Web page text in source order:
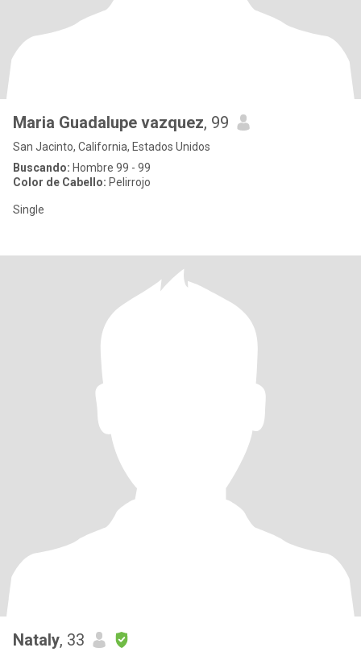
Maria Guadalupe vazquez, 99
San Jacinto, California, Estados Unidos
Buscando: Hombre 99 - 99
Color de Cabello: Pelirrojo
Single
Nataly, 33